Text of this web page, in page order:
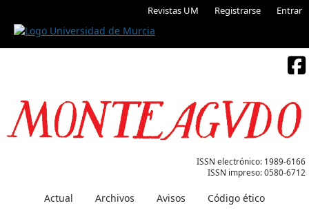
Revistas UM Registrarse Entrar
ISSN electrónico: 1989-6166
ISSN impreso:0580-6712
Actual Archivos Avisos Código ético